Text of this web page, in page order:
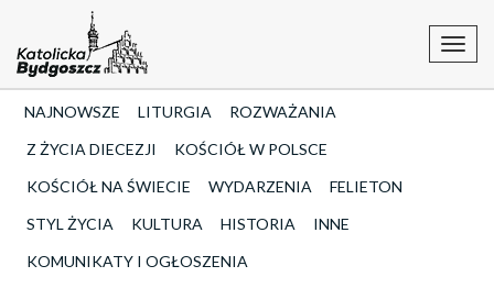
NAJNOWSZE LITURGIA
ROZWAŻANIA
Z ŻYCIA DIECEZJI
KOŚCIÓŁ W POLSCE
KOŚCIÓŁ NA ŚWIECIE
WYDARZENIA
FELIETON
STYL ŻYCIA
KULTURA HISTORIA
INNE
KOMUNIKATY I OGŁOSZENIA